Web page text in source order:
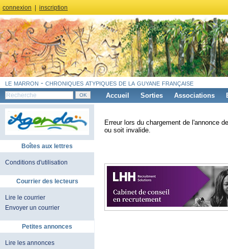
connexion inscription
le marron - chroniques atypiques de la guyane française
Accueil Sorties Associations
Boîtes aux lettres
Conditions d'utilisation
Courrier des lecteurs
Lire le courrier
Envoyer un courrier
Petites annonces
Lire les annonces
Erreur lors du chargement de l'annonce
ou soit invalide.